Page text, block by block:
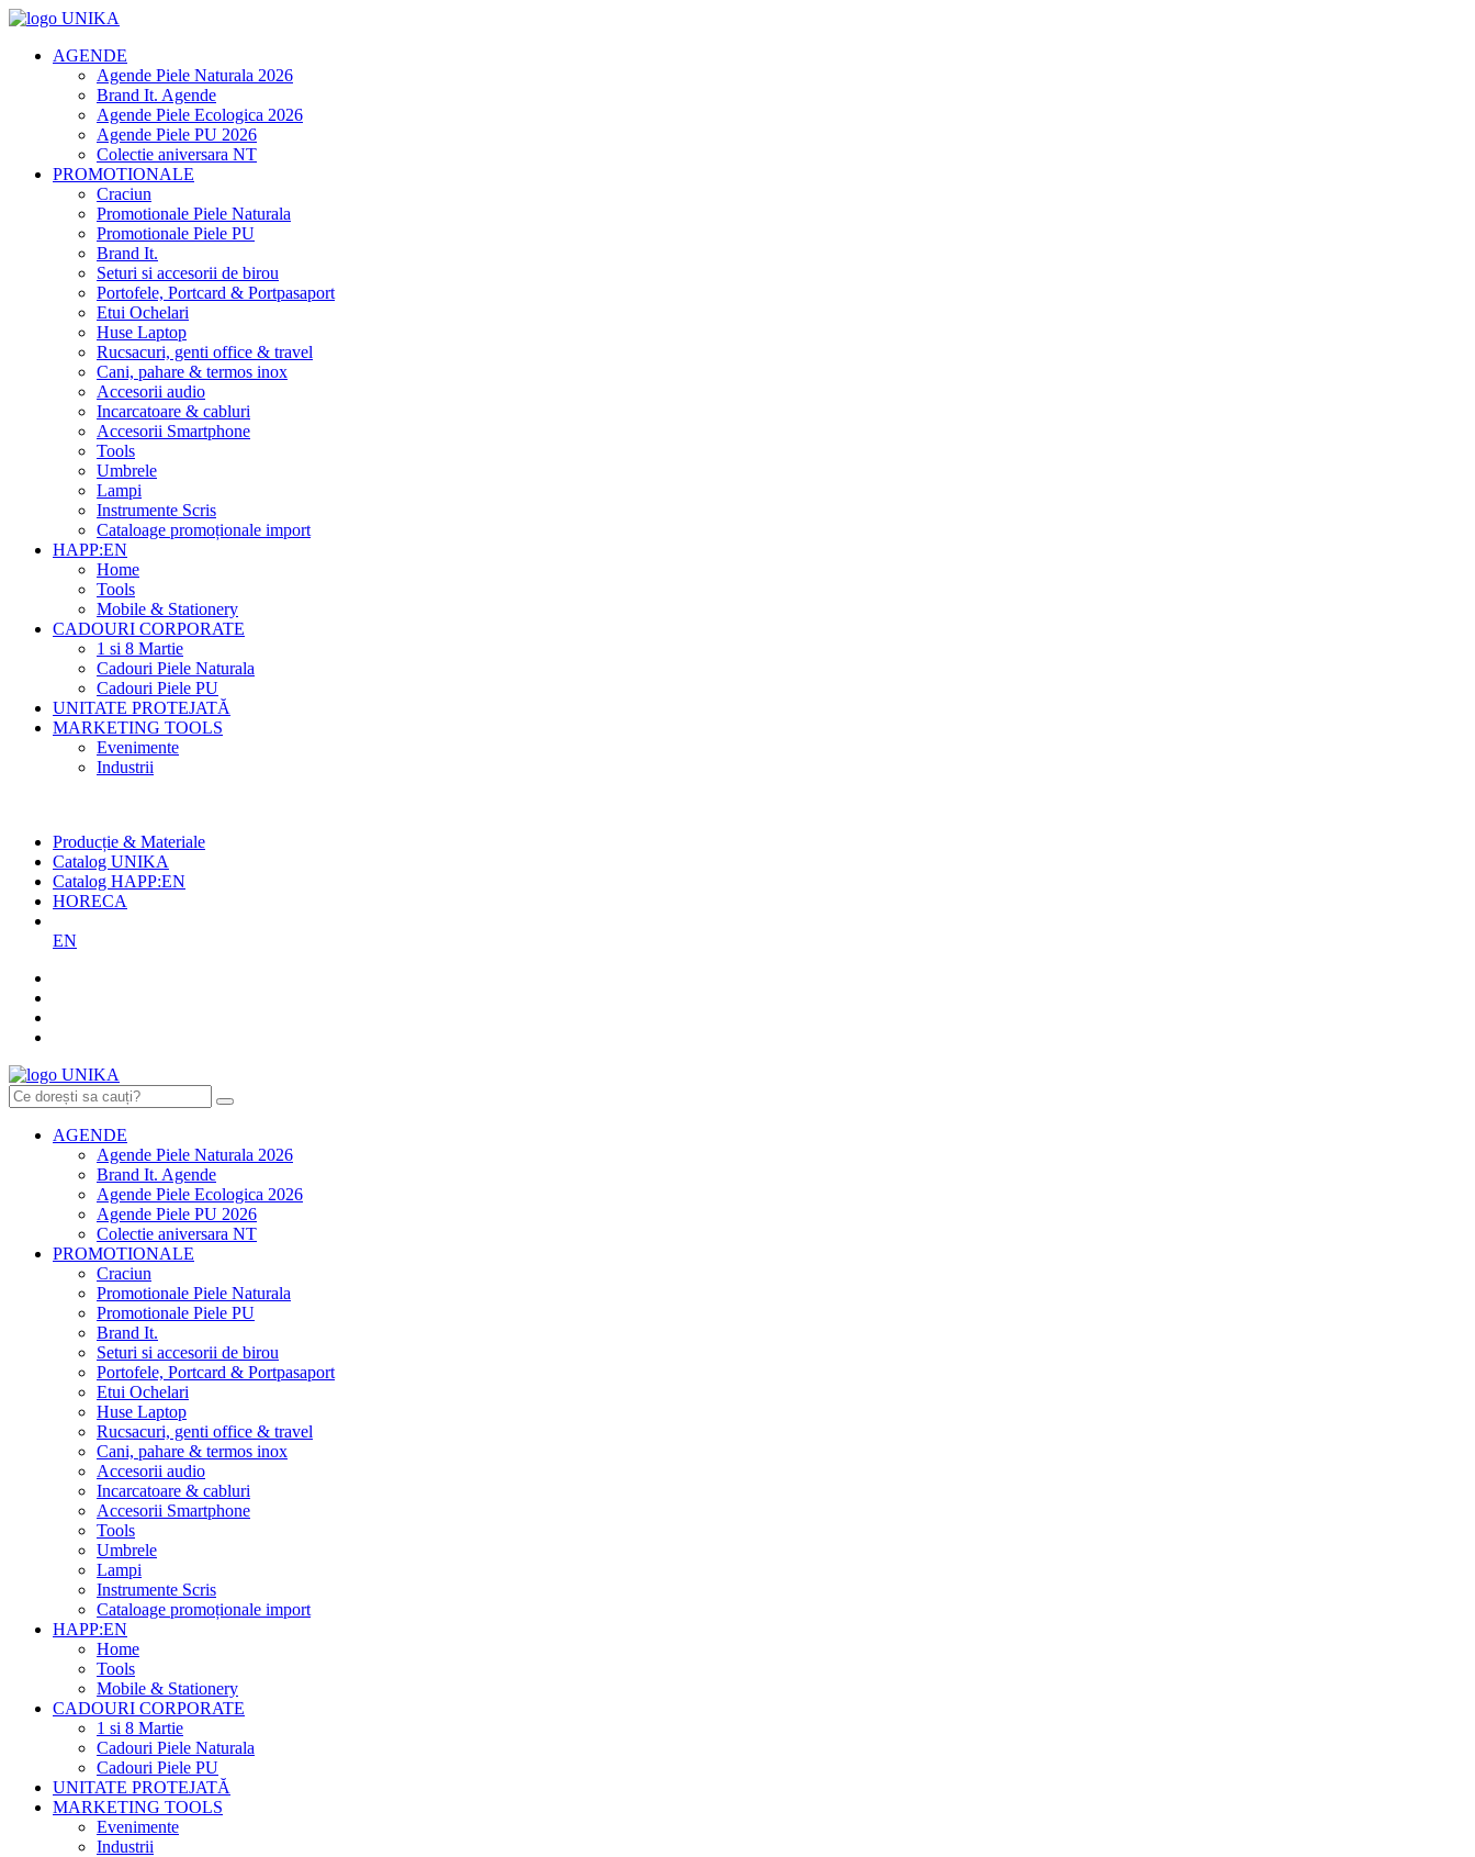
AGENDE
Agende Piele Naturala 2026
Brand It. Agende
Agende Piele Ecologica 2026
Agende Piele PU 2026
Colectie aniversara NT
PROMOTIONALE
Craciun
Promotionale Piele Naturala
Promotionale Piele PU
Brand It.
Seturi si accesorii de birou
Portofele, Portcard & Portpasaport
Etui Ochelari
Huse Laptop
Rucsacuri, genti office & travel
Cani, pahare & termos inox
Accesorii audio
Incarcatoare & cabluri
Accesorii Smartphone
Tools
Umbrele
Lampi
Instrumente Scris
Cataloage promoționale import
HAPP:EN
Home
Tools
Mobile & Stationery
CADOURI CORPORATE
1 si 8 Martie
Cadouri Piele Naturala
Cadouri Piele PU
UNITATE PROTEJATĂ
MARKETING TOOLS
Evenimente
Industrii
Producție & Materiale
Catalog UNIKA
Catalog HAPP:EN
HORECA
EN
AGENDE
Agende Piele Naturala 2026
Brand It. Agende
Agende Piele Ecologica 2026
Agende Piele PU 2026
Colectie aniversara NT
PROMOTIONALE
Craciun
Promotionale Piele Naturala
Promotionale Piele PU
Brand It.
Seturi si accesorii de birou
Portofele, Portcard & Portpasaport
Etui Ochelari
Huse Laptop
Rucsacuri, genti office & travel
Cani, pahare & termos inox
Accesorii audio
Incarcatoare & cabluri
Accesorii Smartphone
Tools
Umbrele
Lampi
Instrumente Scris
Cataloage promoționale import
HAPP:EN
Home
Tools
Mobile & Stationery
CADOURI CORPORATE
1 si 8 Martie
Cadouri Piele Naturala
Cadouri Piele PU
UNITATE PROTEJATĂ
MARKETING TOOLS
Evenimente
Industrii